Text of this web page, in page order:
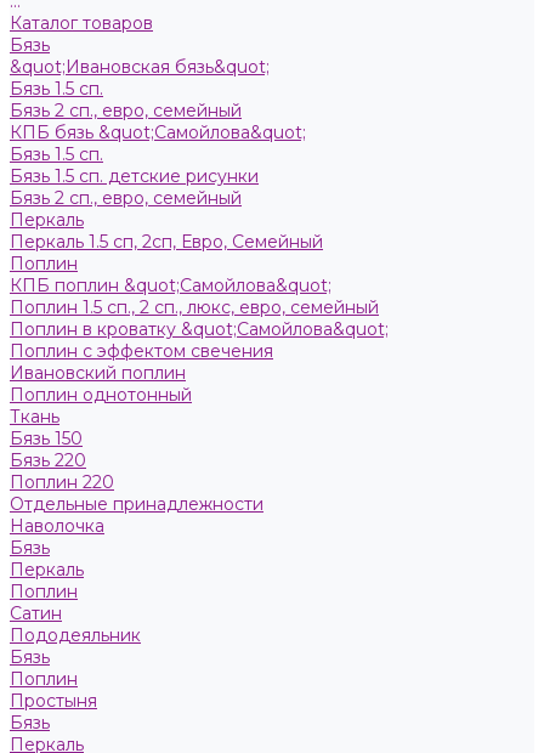
Каталог товаров
Бязь
&quot;Ивановская бязь&quot;
Бязь 1.5 сп.
Бязь 2 сп., евро, семейный
КПБ бязь &quot;Самойлова&quot;
Бязь 1.5 сп.
Бязь 1.5 сп. детские рисунки
Бязь 2 сп., евро, семейный
Пeркaль
Перкаль 1.5 сп, 2сп, Евро, Семейный
Поплин
КПБ поплин &quot;Самойлова&quot;
Поплин 1.5 сп., 2 сп., люкс, евро, семейный
Поплин в кроватку &quot;Самойлова&quot;
Поплин с эффектом свечения
Ивановский поплин
Поплин однотонный
Ткань
Бязь 150
Бязь 220
Поплин 220
Отдельные принадлежности
Наволочка
Бязь
Перкаль
Поплин
Сатин
Пододеяльник
Бязь
Поплин
Простыня
Бязь
Перкаль